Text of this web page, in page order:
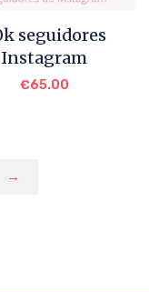
seguidores
Instagram
€65.00
→